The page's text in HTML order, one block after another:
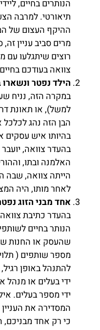
הנותרים בחיים,
תיאורטי. למרבה
ההיקף העצום של
מרים סביב עניין
רוצים שיתגלעו עם
צוואה בעודכם
הילד נפטר ונשארו
במקרה הזה, נניח
למשל), או תאונת
הבן הזה נהג לכלכל
בהיותו איש עסקים
בהעדר צוואה,
האלמנה ובתו,
הייתה צוואה, שבה
לאחר מותו, היה
אחד מבני הזוג
בהעדר כתיבת
הנותר בחיים
שהעסק או החנות
מספר שותפים (
להתנהל באופן
ידי בעלים או
ידי מספר בעלים.
המסדירה את
כי רק אחד מבניכם,